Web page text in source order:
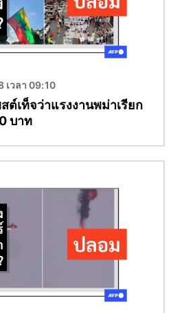
เวลา 09:10
ต์เท็จว่าแรงงานพม่าเรียก
บาท